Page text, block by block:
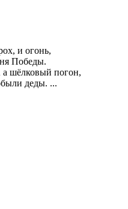
и огонь,
Победы.
шёлковый погон,
деды. ...